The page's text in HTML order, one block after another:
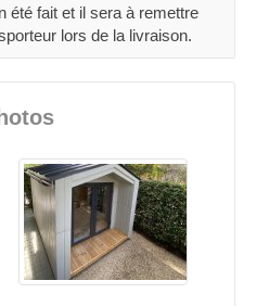
été fait et il sera à remettre
lors de la livraison.